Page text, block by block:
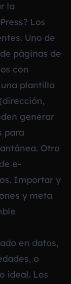
la
Los
Uno de
páginas de
con
plantilla
generar
para
Otro
e-
Importar y
y meta
en datos,
o
ideal. Los